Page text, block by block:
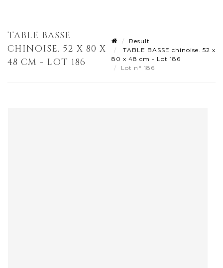
TABLE BASSE
CHINOISE. 52 X 80 X
48 CM - LOT 186
Result
TABLE BASSE chinoise. 52 x
80 x 48 cm - Lot 186
Lot n° 186